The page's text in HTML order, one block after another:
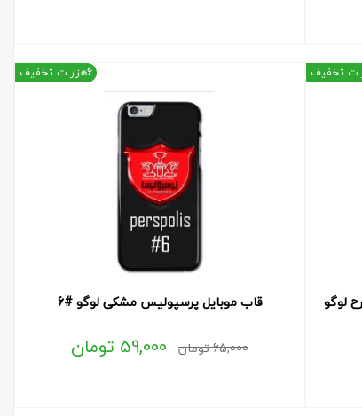
قاب موبایل پرسپولیس مشکی لوگو #6
65,000تومان تومان
6هزار ت تخفیف